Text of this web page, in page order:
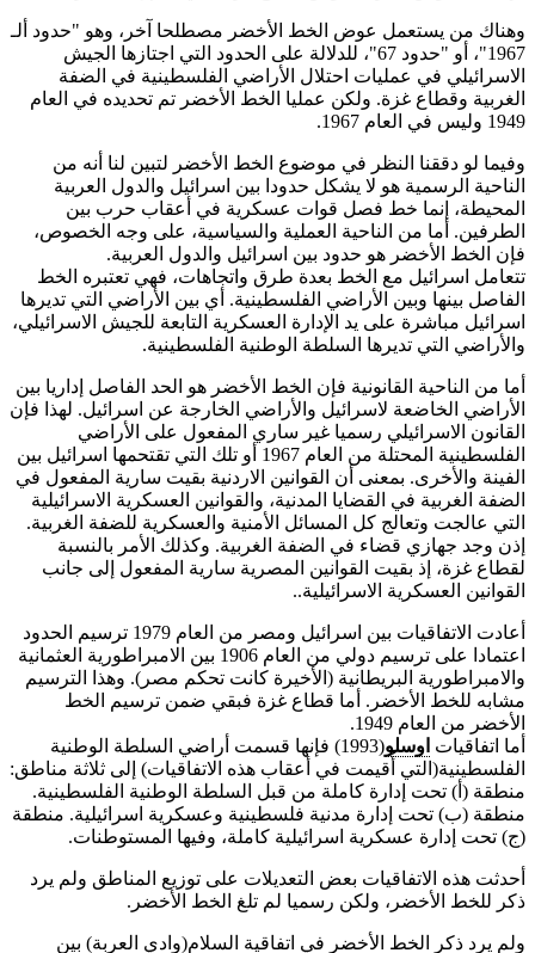
وهناك من يستعمل عوض الخط الأخضر مصطلحا آخر، وهو "حدود ألـ
1967"، أو "حدود 67"، للدلالة على الحدود التي اجتازها الجيش
الاسرائيلي في عمليات احتلال الأراضي الفلسطينية في الضفة
الغربية وقطاع غزة. ولكن عمليا الخط الأخضر تم تحديده في العام
1949 وليس في العام 1967.
وفيما لو دققنا النظر في موضوع الخط الأخضر لتبين لنا أنه من
الناحية الرسمية هو لا يشكل حدودا بين اسرائيل والدول العربية
المحيطة، إنما خط فصل قوات عسكرية في أعقاب حرب بين
الطرفين. أما من الناحية العملية والسياسية، على وجه الخصوص،
فإن الخط الأخضر هو حدود بين اسرائيل والدول العربية.
تتعامل اسرائيل مع الخط بعدة طرق واتجاهات، فهي تعتبره الخط
الفاصل بينها وبين الأراضي الفلسطينية. أي بين الأراضي التي تديرها
اسرائيل مباشرة على يد الإدارة العسكرية التابعة للجيش الاسرائيلي،
والأراضي التي تديرها السلطة الوطنية الفلسطينية.
أما من الناحية القانونية فإن الخط الأخضر هو الحد الفاصل إداريا بين
الأراضي الخاضعة لاسرائيل والأراضي الخارجة عن اسرائيل. لهذا فإن
القانون الاسرائيلي رسميا غير ساري المفعول على الأراضي
الفلسطينية المحتلة من العام 1967 أو تلك التي تقتحمها اسرائيل بين
الفينة والأخرى. بمعنى أن القوانين الاردنية بقيت سارية المفعول في
الضفة الغربية في القضايا المدنية، والقوانين العسكرية الاسرائيلية
التي عالجت وتعالج كل المسائل الأمنية والعسكرية للضفة الغربية.
إذن وجد جهازي قضاء في الضفة الغربية. وكذلك الأمر بالنسبة
لقطاع غزة، إذ بقيت القوانين المصرية سارية المفعول إلى جانب
القوانين العسكرية الاسرائيلية..
أعادت الاتفاقيات بين اسرائيل ومصر من العام 1979 ترسيم الحدود
اعتمادا على ترسيم دولي من العام 1906 بين الامبراطورية العثمانية
والامبراطورية البريطانية (الأخيرة كانت تحكم مصر). وهذا الترسيم
مشابه للخط الأخضر. أما قطاع غزة فبقي ضمن ترسيم الخط
الأخضر من العام 1949.
أما اتفاقيات اوسلو
(1993) فإنها قسمت أراضي السلطة الوطنية
الفلسطينية(التي أُقيمت في أعقاب هذه الاتفاقيات) إلى ثلاثة مناطق:
منطقة (أ) تحت إدارة كاملة من قبل السلطة الوطنية الفلسطينية.
منطقة (ب) تحت إدارة مدنية فلسطينية وعسكرية اسرائيلية. منطقة
(ج) تحت إدارة عسكرية اسرائيلية كاملة، وفيها المستوطنات.
أحدثت هذه الاتفاقيات بعض التعديلات على توزيع المناطق ولم يرد
ذكر للخط الأخضر، ولكن رسميا لم تلغ الخط الأخضر.
ولم يرد ذكر الخط الأخضر في اتفاقية السلام(وادي العربة) بين